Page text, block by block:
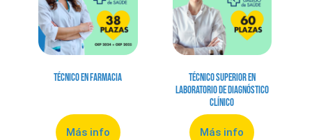
Técnico en Farmacia
Más info
Técnico Superior en
Laboratorio de Diagnóstico
Clínico
Más info